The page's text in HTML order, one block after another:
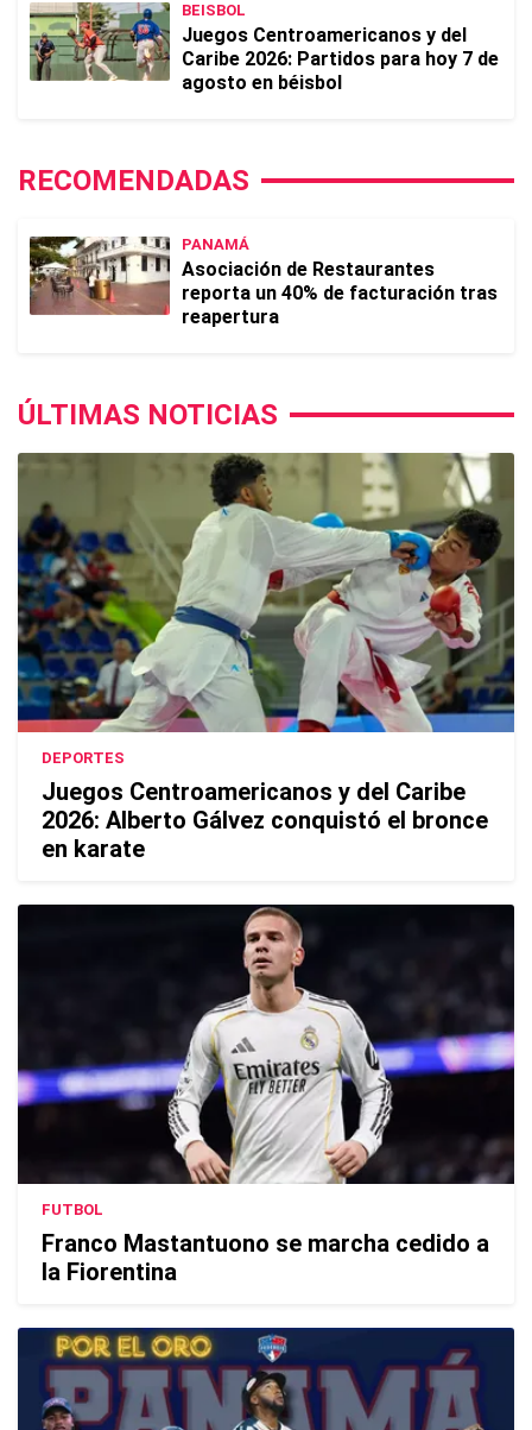
BEISBOL
Juegos Centroamericanos y del
Caribe 2026: Partidos para hoy 7 de
agosto en béisbol
RECOMENDADAS
PANAMÁ
Asociación de Restaurantes
reporta un 40% de facturación tras
reapertura
ÚLTIMAS NOTICIAS
DEPORTES
Juegos Centroamericanos y del Caribe
2026: Alberto Gálvez conquistó el bronce
en karate
FUTBOL
Franco Mastantuono se marcha cedido a
la Fiorentina